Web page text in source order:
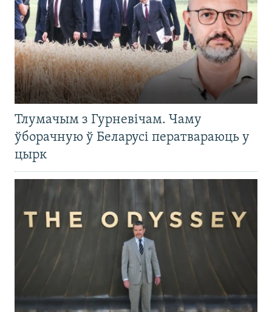
Тлумачым з Гурневічам. Чаму
ўборачную ў Беларусі ператвараюць у
цырк